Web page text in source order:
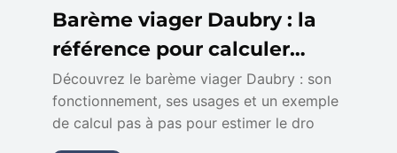
Barème viager Daubry : la
référence pour calculer
votre viager
Découvrez le barème viager Daubry : son
fonctionnement, ses usages et un exemple
de calcul pas à pas pour estimer le dro